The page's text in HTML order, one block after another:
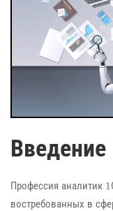
Введение
Профессия аналитик
востребованных в